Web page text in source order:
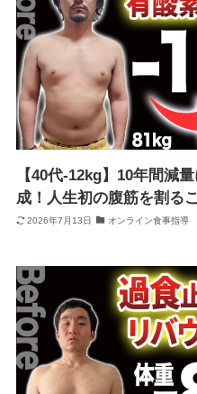
【40代-12kg】10年間減
成！人生初の腹筋を割る
2026年7月13日 オンライン食事指導